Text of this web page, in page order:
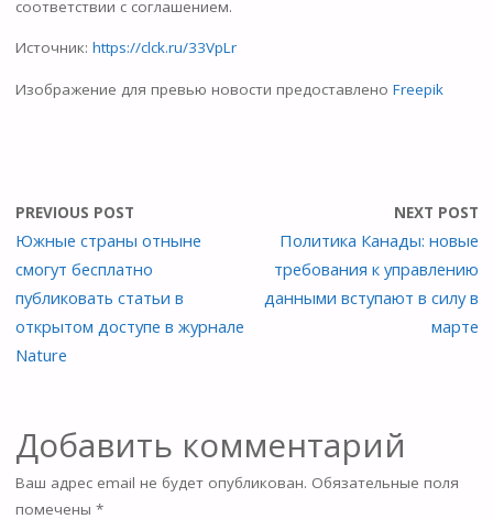
соответствии с соглашением.
Источник: https://clck.ru/33VpLr
Изображение для превью новости предоставлено Freepik
PREVIOUS POST
Южные страны отныне
смогут бесплатно
публиковать статьи в
открытом доступе в журнале
Nature
NEXT POST
Политика Канады: новые
требования к управлению
данными вступают в силу в
марте
Добавить комментарий
Ваш адрес email не будет опубликован. Обязательные поля
помечены *